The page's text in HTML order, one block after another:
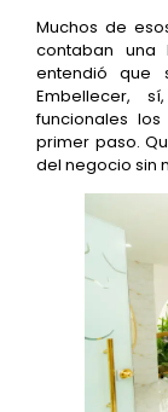
Muchos de
contaban una
entendió que
Embellecer,
funcionales
primer paso.
del negocio sin